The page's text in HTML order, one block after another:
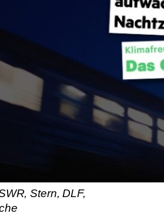
Stern, DLF,